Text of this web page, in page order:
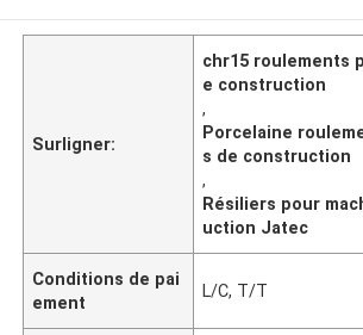
Surligner:
chr15 roulements
e construction
,
Porcelaine
s de construction
,
Résiliers pour
uction Jatec
Conditions de pai
ement
L/C, T/T